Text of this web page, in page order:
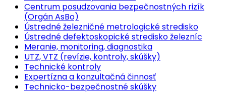
Centrum posudzovania bezpečnostných rizík
(Orgán AsBo)
Ústredné železničné metrologické stredisko
Ústredné defektoskopické stredisko železníc
Meranie, monitoring, diagnostika
UTZ, VTZ (revízie, kontroly, skúšky)
Technické kontroly
Expertízna a konzultačná činnosť
Technicko-bezpečnostné skúšky